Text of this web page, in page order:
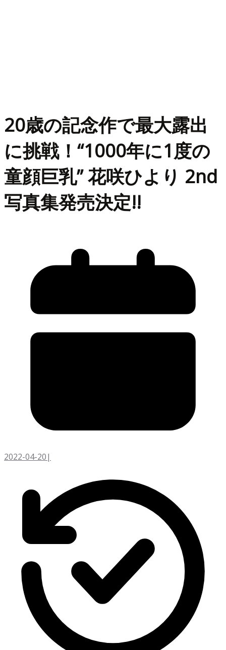
20歳の記念作で最大露出
に挑戦！“1000年に1度の
童顔巨乳” 花咲ひより 2nd
写真集発売決定!!
2022-04-20|